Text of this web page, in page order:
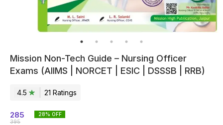
Mission Non-Tech Guide – Nursing Officer
Exams (AIIMS | NORCET | ESIC | DSSSB | RRB)
4.5 21 Ratings
285
395
28% OFF